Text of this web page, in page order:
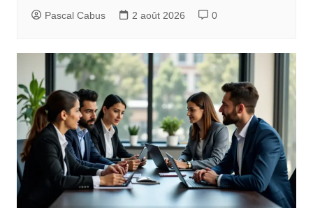
Pascal Cabus 2 août 2026 0